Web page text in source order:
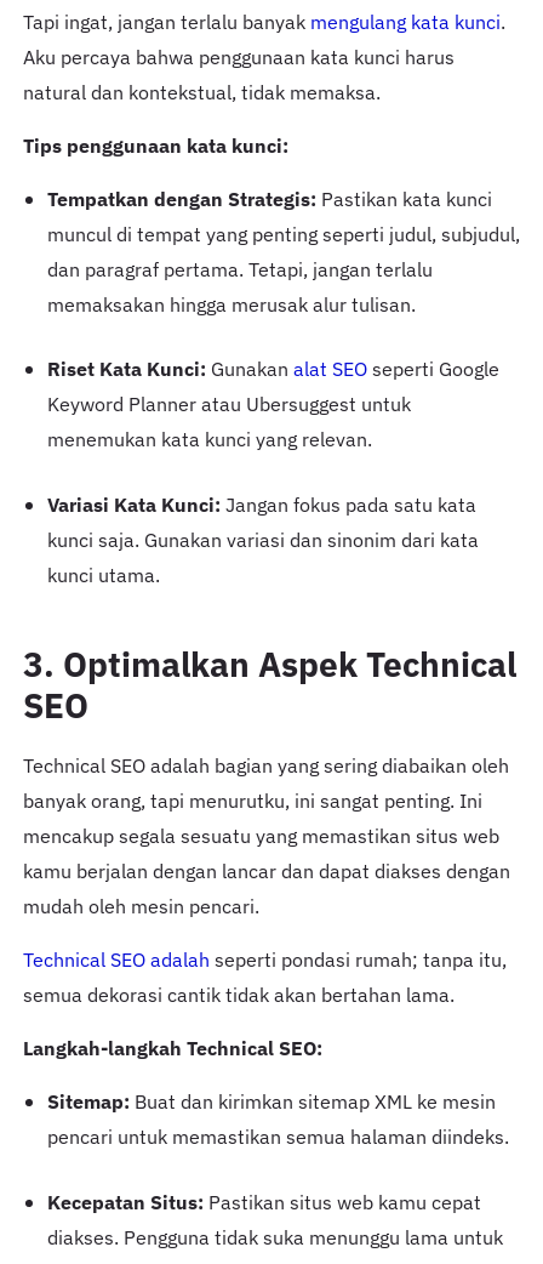
Tapi ingat, jangan terlalu banyak mengulang kata kunci.
Aku percaya bahwa penggunaan kata kunci harus
natural dan kontekstual, tidak memaksa.
Tips penggunaan kata kunci:
Tempatkan dengan Strategis: Pastikan kata kunci
muncul di tempat yang penting seperti judul, subjudul,
dan paragraf pertama. Tetapi, jangan terlalu
memaksakan hingga merusak alur tulisan.
Riset Kata Kunci: Gunakan alat SEOseperti Google
Keyword Planner atau Ubersuggest untuk
menemukan kata kunci yang relevan.
Variasi Kata Kunci: Jangan fokus pada satu kata
kunci saja. Gunakan variasi dan sinonim dari kata
kunci utama.
3. Optimalkan Aspek Technical
SEO
Technical SEO adalah bagian yang sering diabaikan oleh
banyak orang, tapi menurutku, ini sangat penting. Ini
mencakup segala sesuatu yang memastikan situs web
kamu berjalan dengan lancar dan dapat diakses dengan
mudah oleh mesin pencari.
Technical SEO adalah seperti pondasi rumah; tanpa itu,
semua dekorasi cantik tidak akan bertahan lama.
Langkah-langkah Technical SEO:
Sitemap: Buat dan kirimkan sitemap XML ke mesin
pencari untuk memastikan semua halaman diindeks.
Kecepatan Situs: Pastikan situs web kamu cepat
diakses. Pengguna tidak suka menunggu lama untuk